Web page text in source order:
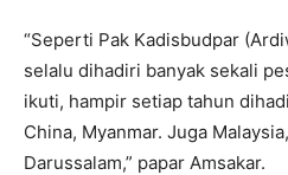
“Seperti Pak Kadisbudpar
selalu dihadiri banyak sekali
ikuti, hampir setiap tahun
China, Myanmar. Juga
Darussalam,” papar Amsakar.